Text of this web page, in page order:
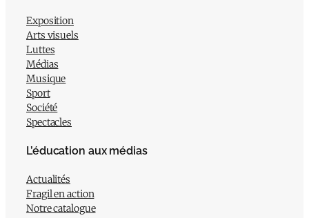
Exposition
Arts visuels
Luttes
Médias
Musique
Sport
Société
Spectacles
L’éducation aux médias
Actualités
Fragil en action
Notre catalogue